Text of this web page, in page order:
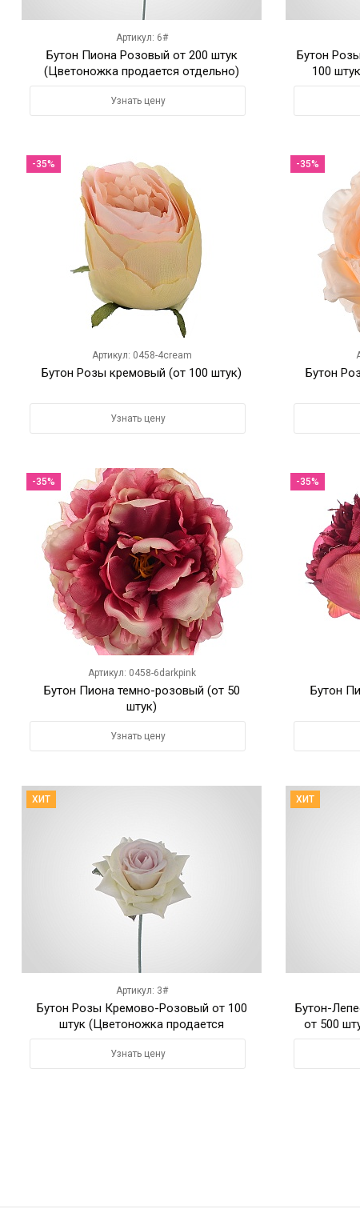
Артикул: 6#
Бутон Пиона Розовый от 200 штук
(Цветоножка продается отдельно)
Узнать цену
Бутон
100
-35%
Артикул: 0458-4cream
Бутон Розы кремовый (от 100 штук)
Узнать цену
-35%
Бутон
-35%
Артикул: 0458-6darkpink
Бутон Пиона темно-розовый (от 50
штук)
Узнать цену
-35%
Бутон
ХИТ
Артикул: 3#
Бутон Розы Кремово-Розовый от 100
штук (Цветоножка продается
отдельно)
Узнать цену
ХИТ
Бутон-
от 500